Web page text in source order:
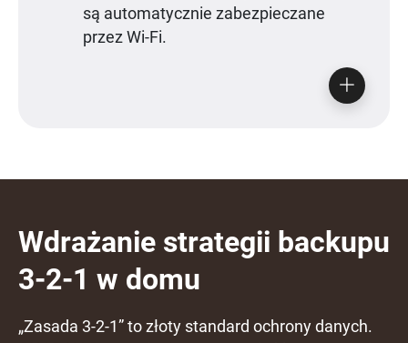
są automatycznie zabezpieczane
przez Wi-Fi.
Wdrażanie strategii backupu
3-2-1 w domu
„Zasada 3-2-1” to złoty standard ochrony danych.